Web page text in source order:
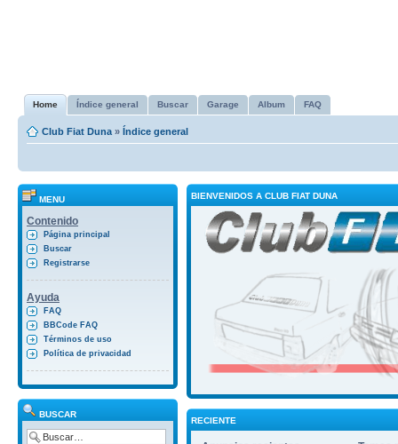
Home Índice general Buscar Garage Album FAQ
Club Fiat Duna » Índice general
MENU
Contenido
Página principal
Buscar
Registrarse
Ayuda
FAQ
BBCode FAQ
Términos de uso
Política de privacidad
BUSCAR
BIENVENIDOS A CLUB FIAT DUNA
RECIENTE